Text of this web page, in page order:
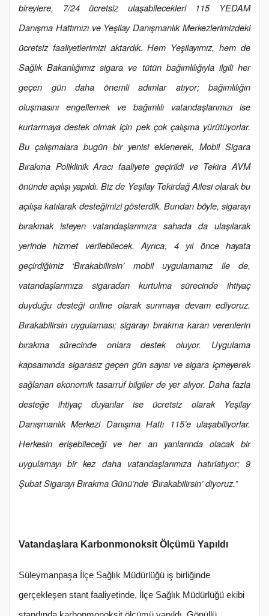
bireylere, 7/24 ücretsiz ulaşabilecekleri 115 YEDAM
Danışma Hattımızı ve Yeşilay Danışmanlık Merkezlerimizdeki
ücretsiz faaliyetlerimizi aktardık. Hem Yeşilayımız, hem de
Sağlık Bakanlığımız sigara ve tütün bağımlılığıyla ilgili her
geçen gün daha önemli adımlar atıyor; bağımlılığın
oluşmasını engellemek ve bağımlılı vatandaşlarımızı ise
kurtarmaya destek olmak için pek çok çalışma yürütüyorlar.
Bu çalışmalara bugün bir yenisi eklenerek, Mobil Sigara
Bırakma Poliklinik Aracı faaliyete geçirildi ve Tekira AVM
önünde açılışı yapıldı. Biz de Yeşilay Tekirdağ Ailesi olarak bu
açılışa katılarak desteğimizi gösterdik. Bundan böyle, sigarayı
bırakmak isteyen vatandaşlarımıza sahada da ulaşılarak
yerinde hizmet verilebilecek. Ayrıca, 4 yıl önce hayata
geçirdiğimiz ‘Bırakabilirsin’ mobil uygulamamız ile de,
vatandaşlarımıza sigaradan kurtulma sürecinde ihtiyaç
duyduğu desteği online olarak sunmaya devam ediyoruz.
Bırakabilirsin uygulaması; sigarayı bırakma kararı verenlerin
bırakma sürecinde onlara destek oluyor. Uygulama
kapsamında sigarasız geçen gün sayısı ve sigara içmeyerek
sağlanan ekonomik tasarruf bilgiler de yer alıyor. Daha fazla
desteğe ihtiyaç duyanlar iseücretsiz olarak Yeşilay
Danışmanlık Merkezi Danışma Hattı 115’e ulaşabiliyorlar.
Herkesin erişebileceği ve her an yanlarında olacak bir
uygulamayı bir kez daha vatandaşlarımıza hatırlatıyor; 9
Şubat Sigarayı Bırakma Günü’nde ‘Bırakabilirsin’ diyoruz.”
Vatandaşlara Karbonmonoksit Ölçümü Yapıldı
Süleymanpaşa İlçe Sağlık Müdürlüğü iş birliğinde
gerçekleşen stant faaliyetinde, İlçe Sağlık Müdürlüğü ekibi